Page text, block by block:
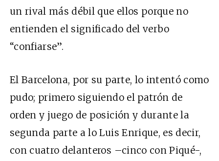
un rival más débil que ellos porque no
entienden el significado del verbo
“confiarse”.
El Barcelona, por su parte, lo intentó como
pudo; primero siguiendo el patrón de
orden y juego de posición y durante la
segunda parte a lo Luis Enrique, es decir,
con cuatro delanteros –cinco con Piqué-,